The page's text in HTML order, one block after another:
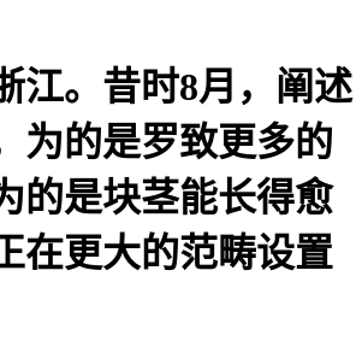
。昔时8月，阐述
为的是罗致更多的
的是块茎能长得愈
在更大的范畴设置